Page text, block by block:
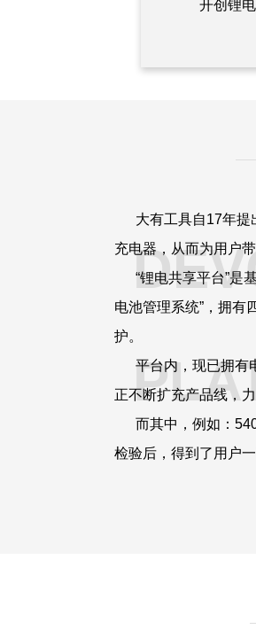
开创锂
大有工具自17年提
充电器，从而为用户
“锂电共享平台”是
电池管理系统”，拥有
护。
平台内，现已拥有
正不断扩充产品线，
而其中，例如：
检验后，得到了用户一